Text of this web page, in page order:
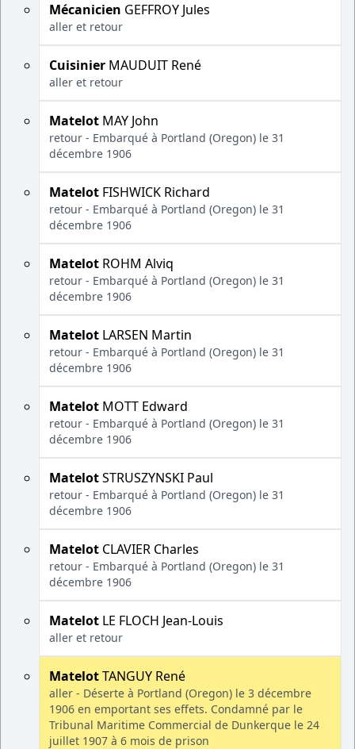
Mécanicien GEFFROY Jules
aller et retour
Cuisinier MAUDUIT René
aller et retour
Matelot MAY John
retour - Embarqué à Portland (Oregon) le 31
décembre 1906
Matelot FISHWICK Richard
retour - Embarqué à Portland (Oregon) le 31
décembre 1906
Matelot ROHM Alviq
retour - Embarqué à Portland (Oregon) le 31
décembre 1906
Matelot LARSEN Martin
retour - Embarqué à Portland (Oregon) le 31
décembre 1906
Matelot MOTT Edward
retour - Embarqué à Portland (Oregon) le 31
décembre 1906
MatelotSTRUSZYNSKI Paul
retour - Embarqué à Portland (Oregon) le 31
décembre 1906
Matelot CLAVIER Charles
retour - Embarqué à Portland (Oregon) le 31
décembre 1906
Matelot LE FLOCH Jean-Louis
aller et retour
MatelotTANGUY René
aller - Déserte à Portland (Oregon) le 3 décembre
1906 en emportant ses effets. Condamné par le
Tribunal Maritime Commercial de Dunkerque le 24
juillet 1907 à 6 mois de prison